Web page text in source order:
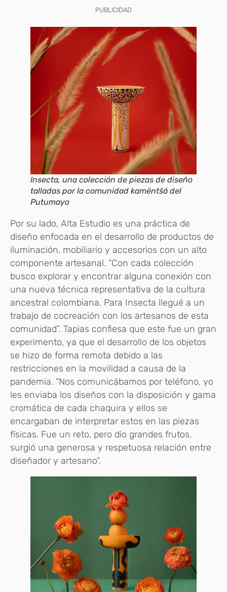
PUBLICIDAD
Insecta, una colección de piezas de diseño
talladas por la comunidad kamëntšá del
Putumayo
Por su lado, Alta Estudio es una práctica de
diseño enfocada en el desarrollo de productos de
iluminación, mobiliario y accesorios con un alto
componente artesanal. “Con cada colección
busco explorar y encontrar alguna conexión con
una nueva técnica representativa de la cultura
ancestral colombiana. Para Insecta llegué a un
trabajo de cocreación con los artesanos de esta
comunidad”. Tapias confiesa que este fue un gran
experimento, ya que el desarrollo de los objetos
se hizo de forma remota debido a las
restricciones en la movilidad a causa de la
pandemia. “Nos comunicábamos por teléfono, yo
les enviaba los diseños con la disposición y gama
cromática de cada chaquira y ellos se
encargaban de interpretar estos en las piezas
físicas. Fue un reto, pero dio grandes frutos,
surgió una generosa y respetuosa relación entre
diseñador y artesano”.